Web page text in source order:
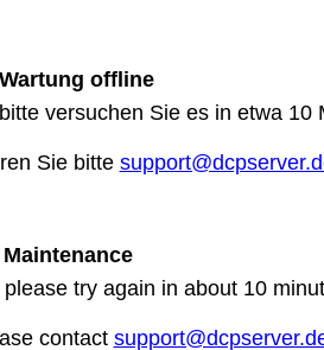
offline
versuchen Sie es in etwa 10
Sie bitte
try again in about 10
contact